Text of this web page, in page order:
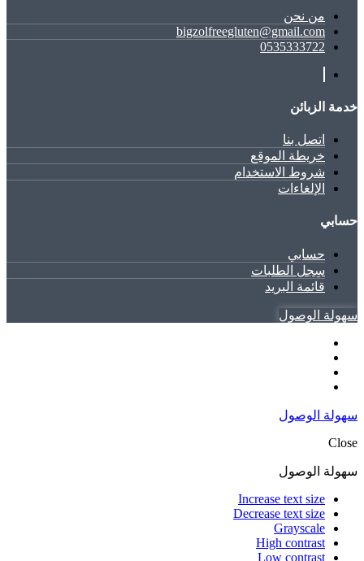
ﻣﻦ ﻧﺤﻦ
bigzolfreegluten@gmail.com
0535333722
خدمة الزبائن
اتصل بنا
خريطة الموقع
شروط الاستخدام
الإلغاءات
حسابي
حسابي
سِجل الطلبات
قائمة البريد
سهولة الوصول
سهولة الوصول
Close
سهولة الوصول
Increase text size
Decrease text size
Grayscale
High contrast
Low contrast